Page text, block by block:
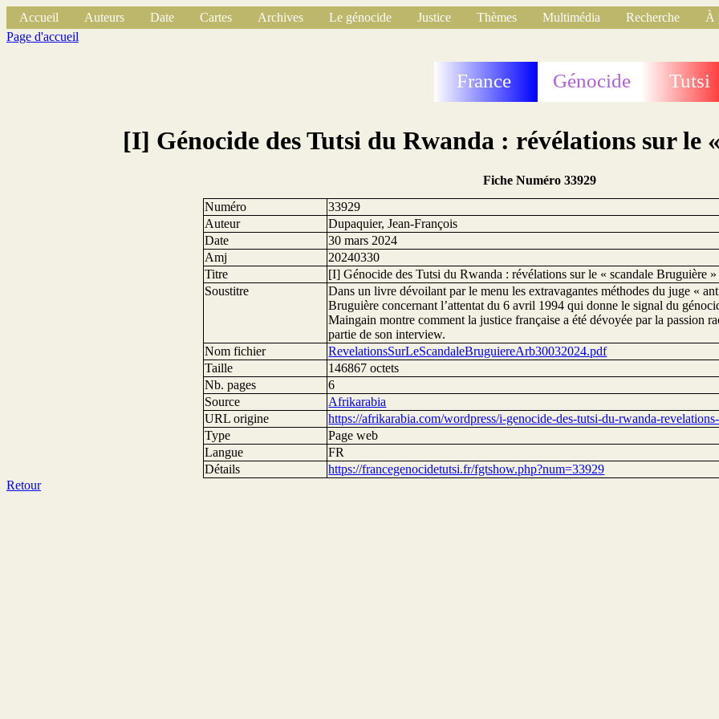
Accueil Auteurs Date Cartes Archives Le génocide Justice Thèmes Multimédia Recherche
À
Page d'accueil
France Génocide Tutsi
[I] Génocide des Tutsi du Rwanda : révélations sur le
Fiche Numéro 33929
Numéro
33929
Auteur
Dupaquier, Jean-François
Date
30 mars 2024
Amj
20240330
Titre
[I] Génocide des Tutsi du Rwanda : révélations sur le « scandale Bruguière »
Soustitre
Dans un livre dévoilant par le menu les extravagantes méthodes du juge «
Bruguière concernant l’attentat du 6 avril 1994 qui donne le signal du
Maingain montre comment la justice française a été dévoyée par la passion
partie de son interview.
Nom fichier
RevelationsSurLeScandaleBruguiereArb30032024.pdf
Taille
146867 octets
Nb. pages
6
Source
Afrikarabia
URL origine
https://afrikarabia.com/wordpress/i-genocide-des-tutsi-du-rwanda-
Type
Page web
Langue
FR
Détails
https://francegenocidetutsi.fr/fgtshow.php?num=33929
Retour